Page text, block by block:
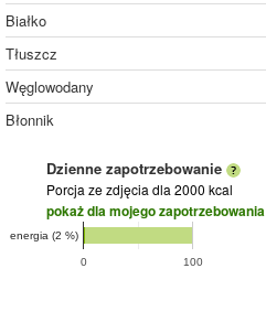
Białko
Tłuszcz
Węglowodany
Błonnik
Dzienne zapotrzebowanie
Porcja ze zdjęcia dla 2000 kcal
pokaż dla mojego zapotrzebowania
0 100
energia (2 %)